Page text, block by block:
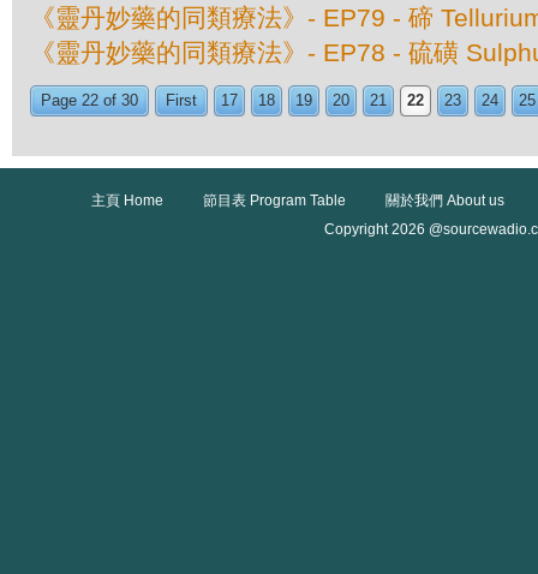
《靈丹妙藥的同類療法》- EP79 - 碲
《靈丹妙藥的同類療法》- EP78 - 硫磺
Page 22 of 30 First 17 18 19 20 21 22 23 24 25
主頁 Home 節目表 Program Table
關於我們 About us
Copyright 2026